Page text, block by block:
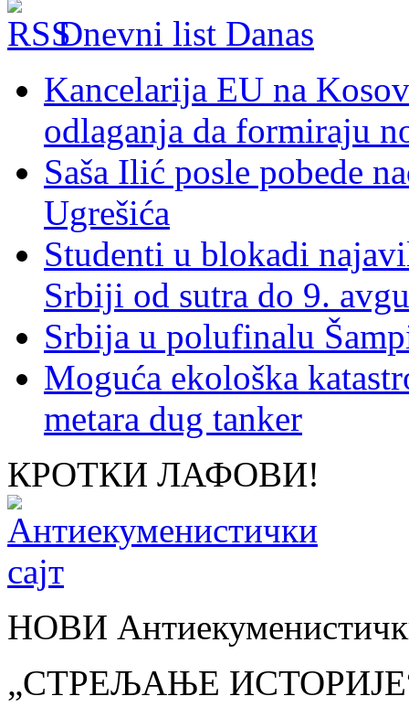
Dnevni list Danas
Kancelarija EU na
odlaganja da formiraju
Saša Ilić posle pobede
Ugrešića
Studenti u blokadi
Srbiji od sutra do 9.
Srbija u polufinalu
Moguća ekološka
metara dug tanker
КРОТКИ ЛАФОВИ!
НОВИ
„СТРЕЉАЊЕ